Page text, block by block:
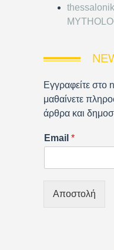
Εγγραφείτε στο
μαθαίνετε
άρθρα και
Email *
Αποστολή